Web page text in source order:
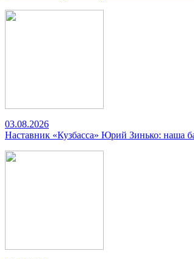
03.08.2026
Наставник «Кузбасса» Юрий Зинько: наша